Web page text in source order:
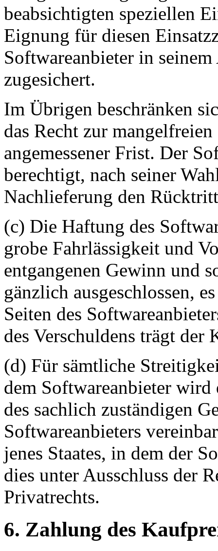
beabsichtigten speziellen
Eignung für diesen
Softwareanbieter in
zugesichert.
Im Übrigen beschränken
das Recht zur
angemessener Frist. Der
berechtigt, nach seiner
Nachlieferung den
(c) Die Haftung des
grobe Fahrlässigkeit und
entgangenen Gewinn und
gänzlich ausgeschlossen,
Seiten des
des Verschuldens trägt der
(d) Für sämtliche
dem Softwareanbieter
des sachlich zuständigen
Softwareanbieters
jenes Staates, in dem der
dies unter Ausschluss der
Privatrechts.
6. Zahlung des